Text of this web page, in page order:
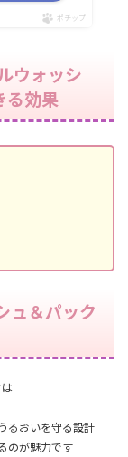
ポチップ
ウォッシ
る効果
ュ＆パック
るおいを守る設計
のが魅力です